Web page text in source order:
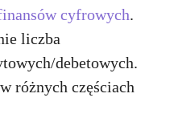
cyfrowych.
liczba
debetowych.
różnych częściach